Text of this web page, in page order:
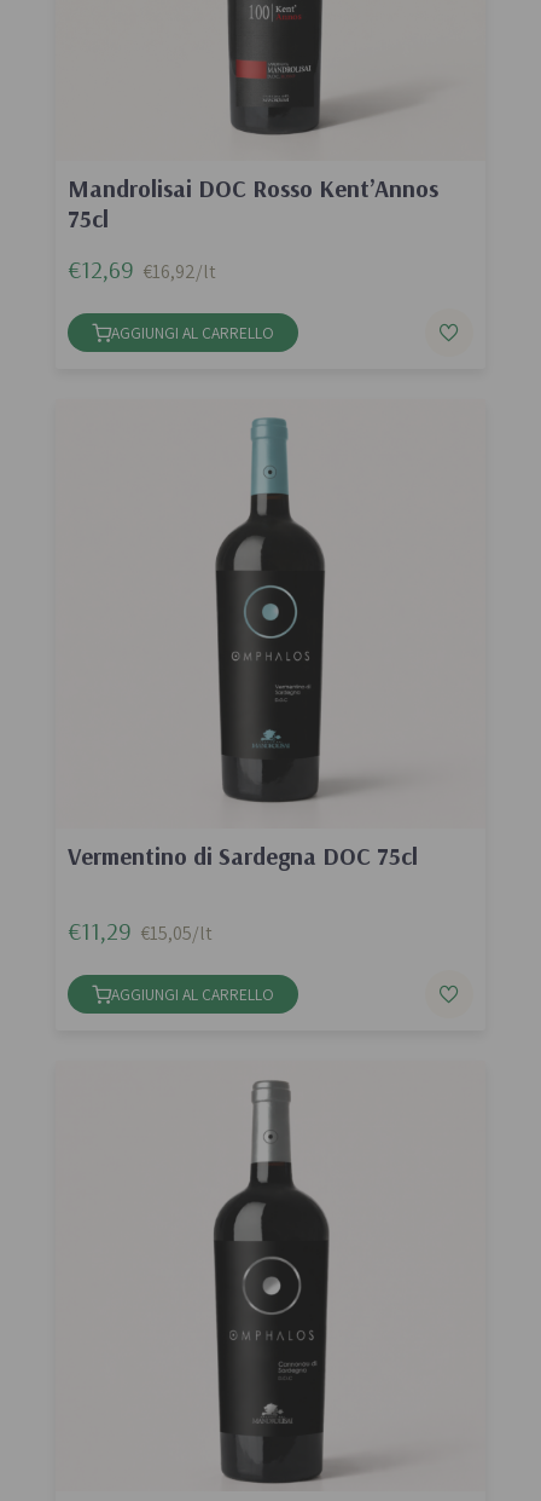
Mandrolisai DOC Rosso Kent’Annos
75cl
€12,69 €16,92/lt
AGGIUNGI AL CARRELLO
Vermentino di Sardegna DOC 75cl
€11,29 €15,05/lt
AGGIUNGI AL CARRELLO